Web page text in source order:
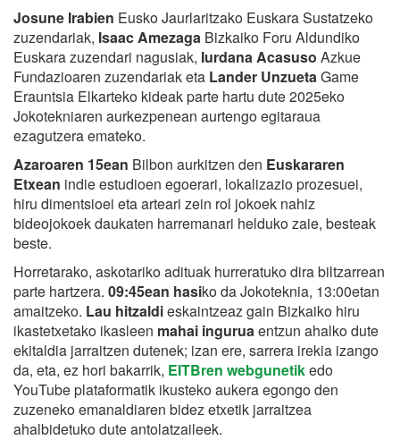
Josune Irabien Eusko Jaurlaritzako Euskara Sustatzeko
zuzendariak, Isaac Amezaga Bizkaiko Foru Aldundiko
Euskara zuzendari nagusiak, Iurdana Acasuso Azkue
Fundazioaren zuzendariak eta Lander UnzuetaGame
Erauntsia Elkarteko kideak parte hartu dute 2025eko
Jokotekniaren aurkezpenean aurtengo egitaraua
ezagutzera emateko.
Azaroaren 15ean Bilbon aurkitzen den Euskararen
Etxean indie estudioen egoerari, lokalizazio prozesuei,
hiru dimentsioei eta arteari zein rol jokoek nahiz
bideojokoek daukaten harremanari helduko zaie, besteak
beste.
Horretarako, askotariko adituak hurreratuko dira biltzarrean
parte hartzera. 09:45ean hasiko da Jokoteknia, 13:00etan
amaitzeko. Lau hitzaldieskaintzeaz gain Bizkaiko hiru
ikastetxetako ikasleen mahai inguruaentzun ahalko dute
ekitaldia jarraitzen dutenek; izan ere, sarrera irekia izango
da, eta, ez hori bakarrik, EITBren webgunetikedo
YouTube plataformatik ikusteko aukera egongo den
zuzeneko emanaldiaren bidez etxetik jarraitzea
ahalbidetuko dute antolatzaileek.